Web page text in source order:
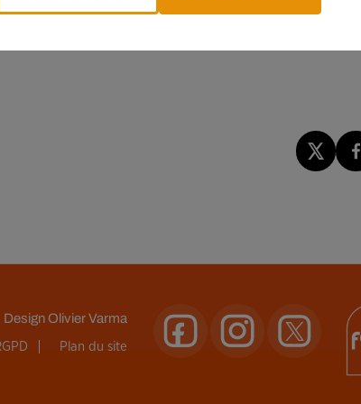
lumineuse. Enfin, bien évidemment, le ciel doit être
DesignOlivier Varma
Plan du site